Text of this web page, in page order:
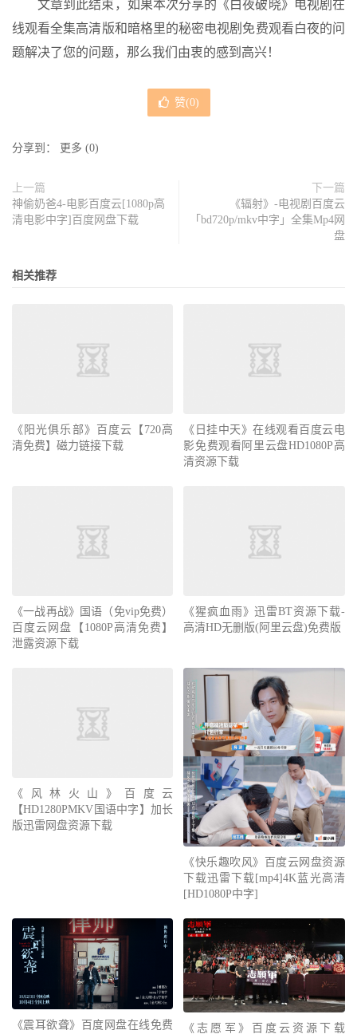
文章到此结束，如果本次分享的《白夜破晓》电视剧在
线观看全集高清版和暗格里的秘密电视剧免费观看白夜的问
题解决了您的问题，那么我们由衷的感到高兴！
赞(0)
分享到： 更多 (0)
上一篇
神偷奶爸4-电影百度云[1080p高
清电影中字]百度网盘下载
下一篇
《辐射》-电视剧百度云
「bd720p/mkv中字」全集Mp4网
盘
相关推荐
《阳光俱乐部》百度云【720高
清免费】磁力链接下载
《日挂中天》在线观看百度云电
影免费观看阿里云盘HD1080P高
清资源下载
《一战再战》国语（免vip免费）
百度云网盘【1080P高清免费】
泄露资源下载
《猩疯血雨》迅雷BT资源下载-
高清HD无删版(阿里云盘)免费版
《风林火山》百度云
【HD1280PMKV国语中字】加长
版迅雷网盘资源下载
《快乐趣吹风》百度云网盘资源
下载迅雷下载[mp4]4K蓝光高清
[HD1080P中字]
《震耳欲聋》百度网盘在线免费 《志愿军》百度云资源下载